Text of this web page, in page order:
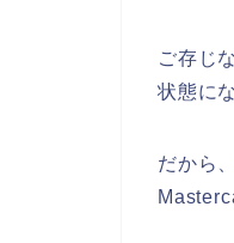
ご存じ
状態に
だから